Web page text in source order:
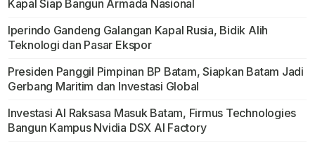
Kapal Siap Bangun Armada Nasional
Iperindo Gandeng Galangan Kapal Rusia, Bidik Alih
Teknologi dan Pasar Ekspor
Presiden Panggil Pimpinan BP Batam, Siapkan Batam Jadi
Gerbang Maritim dan Investasi Global
Investasi AI Raksasa Masuk Batam, Firmus Technologies
Bangun Kampus Nvidia DSX AI Factory